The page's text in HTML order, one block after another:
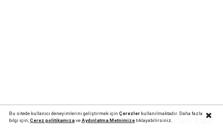
Bu sitede kullanıcı deneyimlerini geliştirmek için Çerezlerkullanılmaktadır. Daha fazla
bilgi için;Çerez politikamızaveAydınlatma Metnimizetıklayabilirsiniz.Reklamı Kapat